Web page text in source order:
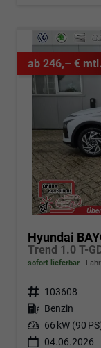
ab 246,– € mtl.
Hyundai
sofort lieferbar
Fahrzeugnr. 103608
Kraftstoff Benzin
Leistung 66 kW (90
04.06.2026